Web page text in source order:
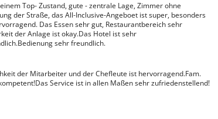
Top- Zustand, gute - zentrale Lage, Zimmer ohne
der Straße, das All-Inclusive-Angeboet ist super, besonders
Das Essen sehr gut, Restaurantbereich sehr
der Anlage ist okay.Das Hotel ist sehr
sehr freundlich.
der Mitarbeiter und der Chefleute ist hervorragend.Fam.
Service ist in allen Maßen sehr zufriedenstellend!